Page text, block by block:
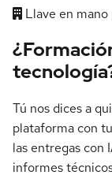
Llave en mano
Tú nos dices a
plataforma con
las entregas con
informes